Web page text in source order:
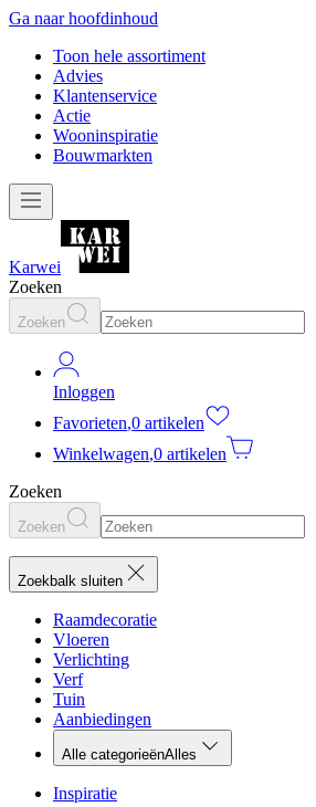
Ga naar hoofdinhoud
Toon hele assortiment
Advies
Klantenservice
Actie
Wooninspiratie
Bouwmarkten
Karwei
Zoeken
Zoeken
Inloggen
Favorieten,0 artikelen
Winkelwagen,0 artikelen
Zoeken
Zoeken
Zoekbalk sluiten
Raamdecoratie
Vloeren
Verlichting
Verf
Tuin
Aanbiedingen
Alle categorieënAlles
Inspiratie